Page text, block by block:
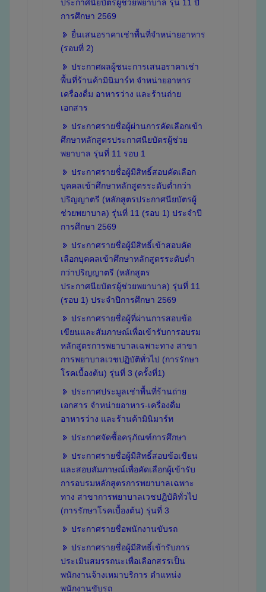
ประกาศนียบัตรผู้ช่วยพยาบาล รุ่น 11 ปี
การศึกษา 2569
ยื่นเสนอราคาเช่าพื้นที่จำหน่ายอาหาร
(รอบที่ 2)
ประกาศผลผู้ชนะการเสนอราคาเช่า
พื้นที่ร้านค้ามินิมาร์ท จำหน่ายอาหาร
เครื่องดื่ม อาหารว่าง และร้านถ่าย
เอกสาร
ประกาศรายชื่อผู้ผ่านการคัดเลือกเข้า
ศึกษาหลักสูตรประกาศนียบัตรผู้ช่วย
พยาบาล รุ่นที่ 11 รอบ 1
ประกาศรายชื่่อผู้มีสิทธิ์สอบคัดเลือก
บุคคลเข้าศึกษาหลักสูตรระดับต่ำกว่า
ปริญญาตรี (หลักสูตรประกาศนียบัตรผู้
ช่วยพยาบาล) รุ่นที่ 11 (รอบ 1) ประจำปี
การศึกษา 2569
ประกาศรายชื่อผู้มีสิทธิ์เข้าสอบคัด
เลือกบุคคลเข้าศึกษาหลักสูตรระดับต่ำ
กว่าปริญญาตรี (หลักสูตร
ประกาศนียบัตรผู้ช่วยพยาบาล) รุ่นที่ 11
(รอบ 1) ประจำปีการศึกษา 2569
ประกาศรายชื่อผู้ที่ผ่านการสอบข้อ
เขียนและสัมภาษณ์เพื่อเข้ารับการอบรม
หลักสูตรการพยาบาลเฉพาะทาง สาขา
การพยาบาลเวชปฏิบัติทั่วไป (การรักษา
โรคเบื้องต้น) รุ่นที่ 3 (ครั้งที่1)
ประกาศประมูลเช่าพื้นที่ร้านถ่าย
เอกสาร จำหน่ายอาหาร-เครื่องดื่ม
อาหารว่าง และร้านค้ามินิมาร์ท
ประกาศจัดซื้อครุภัณฑ์การศึกษา
ประกาศรายชื่อผู้มีสิทธิ์สอบข้อเขียน
และสอบสัมภาษณ์เพื่อคัดเลือกผู้เข้ารับ
การอบรมหลักสูตรการพยาบาลเฉพาะ
ทาง สาขาการพยาบาลเวชปฏิบัติทั่วไป
(การรักษาโรคเบื้องต้น) รุ่นที่ 3
ประกาศรายชื่อพนักงานขับรถ
ประกาศรายชื่อผู้มีสิทธิ์เข้ารับการ
ประเมินสมรรถนะเพื่อเลือกสรรเป็น
พนักงานจ้างเหมาบริการ ตำแหน่ง
พนักงานขับรถ